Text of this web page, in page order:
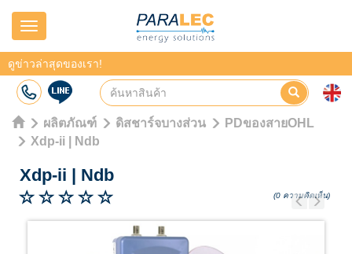
Navigation
ดูข่าวล่าสุดของเรา!
ผลิตภัณฑ์ ดิสชาร์จบางส่วน
PDของสายOHL
Xdp-ii | Ndb
Xdp-ii | Ndb
(0 ความคิดเห็น)
Previous
Next